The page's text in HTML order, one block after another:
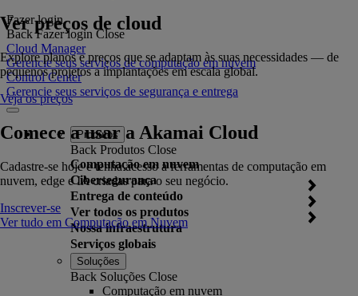
Fazer login
Back Fazer login Close
Cloud Manager
Gerencie seus serviços de computação em nuvem
Control Center
Gerencie seus serviços de segurança e entrega
Produtos
Back Produtos Close
Computação em nuvem
Cibersegurança
Entrega de conteúdo
Ver todos os produtos
Nossa infraestrutura
Serviços globais
Ver preços de cloud
Explore planos e preços que se adaptam às suas necessidades — de
pequenos projetos a implantações em escala global.
Veja os preços
Comece a usar a Akamai Cloud
Cadastre-se hoje e tenha acesso a ferramentas de computação em
nuvem, edge e IA criadas para o seu negócio.
Inscrever-se
Ver tudo em Computação em Nuvem
Soluções
Back Soluções Close
Computação em nuvem